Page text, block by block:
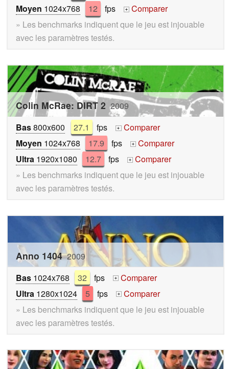
Moyen 1024x768 12 fps +
Comparer
» Les benchmarks indiquent que le jeu est injouable
avec les paramètres testés.
Colin McRae: DIRT 2 2009
Bas800x600 27.1 fps + Comparer
Moyen 1024x768 17.9 fps +
Comparer
Ultra 1920x1080 12.7 fps +
Comparer
» Les benchmarks indiquent que le jeu est injouable
avec les paramètres testés.
Anno 1404 2009
Bas 1024x768 32 fps +
Comparer
Ultra 1280x1024 5 fps +
Comparer
» Les benchmarks indiquent que le jeu est injouable
avec les paramètres testés.